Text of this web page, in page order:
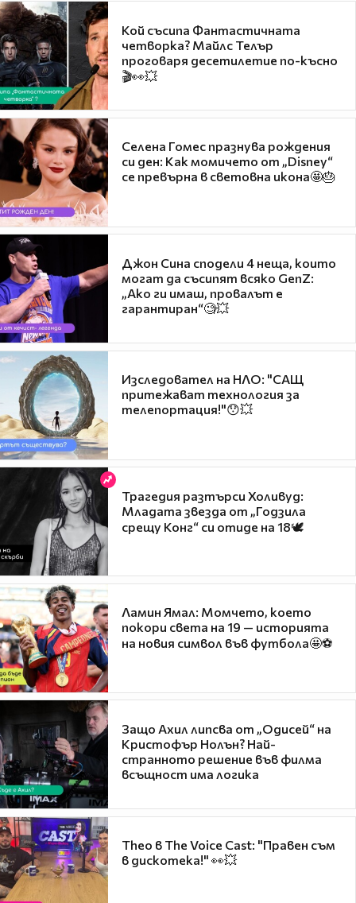
Кой съсипа Фантастичната
четворка? Майлс Телър
проговаря десетилетие по-късно
🎬👀💥
Селена Гомес празнува рождения
си ден: Как момичето от „Disney“
се превърна в световна икона🤩🎂
Джон Сина сподели 4 неща, които
могат да съсипят всяко GenZ:
„Ако ги имаш, провалът е
гарантиран“🧐💥
Изследовател на НЛО: "САЩ
притежават технология за
телепортация!"😯💥
Трагедия разтърси Холивуд:
Младата звезда от „Годзила
срещу Конг“ си отиде на 18🕊️
Ламин Ямал: Момчето, което
покори света на 19 — историята
на новия символ във футбола🤩⚽
Защо Ахил липсва от „Одисей“ на
Кристофър Нолън? Най-
странното решение във филма
всъщност има логика
Theo в The Voice Cast: "Правен съм
в дискотека!" 👀💥